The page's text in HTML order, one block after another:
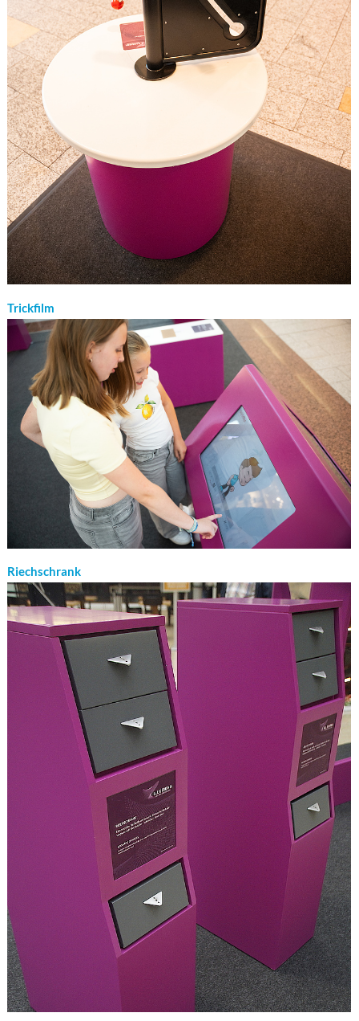
Trickfilm
Riechschrank